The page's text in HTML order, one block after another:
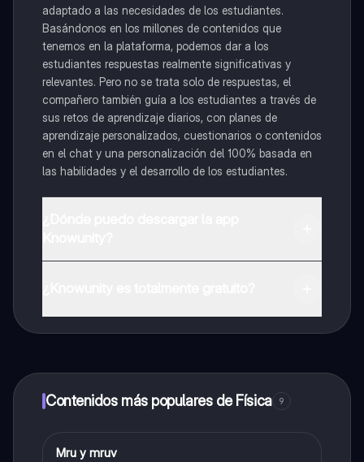
adaptado a las necesidades de los estudiantes.
Basándonos en los millones de contenidos que
tenemos en la plataforma, podemos dar a los
estudiantes respuestas realmente significativas y
relevantes. Pero no se trata solo de respuestas, el
compañero también guía a los estudiantes a través de
sus retos de aprendizaje diarios, con planes de
aprendizaje personalizados, cuestionarios o contenidos
en el chat y una personalización del 100% basada en
las habilidades y el desarrollo de los estudiantes.
a determinadas funciones.
Contenidos más populares de Física 9
Física
Mru y mruv